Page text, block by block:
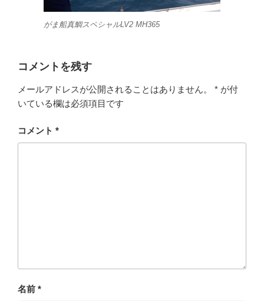
がま船真鯛スペシャルLV2 MH365
コメントを残す
メールアドレスが公開されることはありません。 * が付
いている欄は必須項目です
コメント *
名前 *